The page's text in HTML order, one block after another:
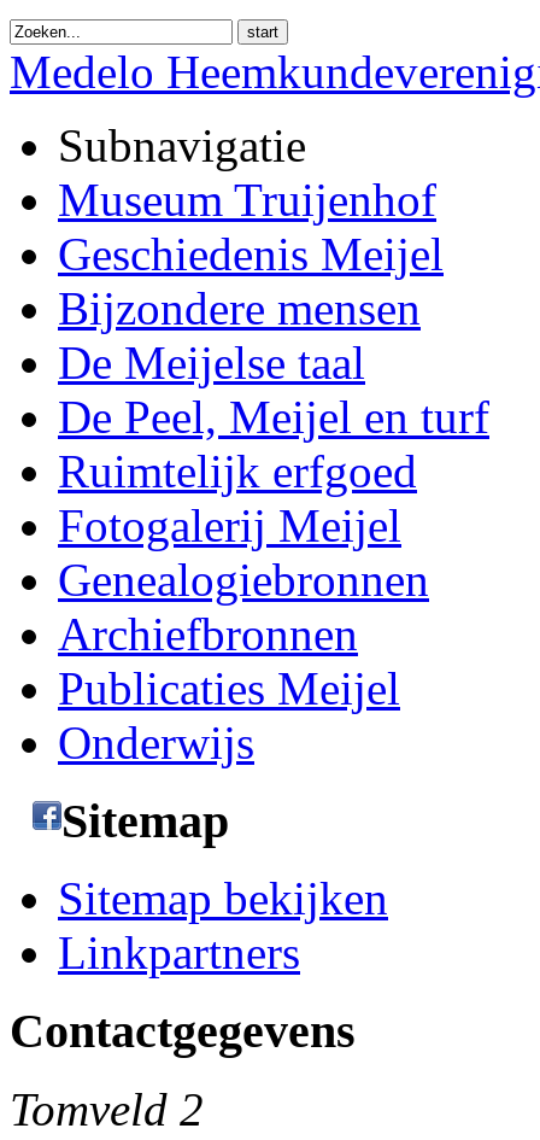
start
Medelo
Subnavigatie
Museum Truijenhof
Geschiedenis Meijel
Bijzondere mensen
De Meijelse taal
De Peel, Meijel en turf
Ruimtelijk erfgoed
Fotogalerij Meijel
Genealogiebronnen
Archiefbronnen
Publicaties Meijel
Onderwijs
Sitemap
Sitemap bekijken
Linkpartners
Contactgegevens
Tomveld 2